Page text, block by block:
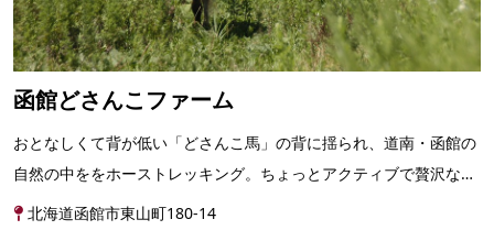
函館どさんこファーム
おとなしくて背が低い「どさんこ馬」の背に揺られ、道南・函館の
自然の中ををホーストレッキング。ちょっとアクティブで贅沢な旅
をご体験くださいませ。
北海道函館市東山町180-14